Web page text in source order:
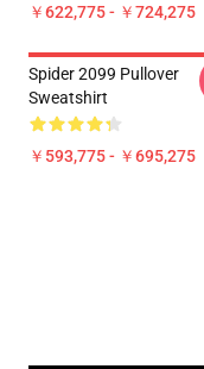
￥622,775 - ￥724,275
Spider 2099 Pullover
Sweatshirt
￥593,775 - ￥695,275